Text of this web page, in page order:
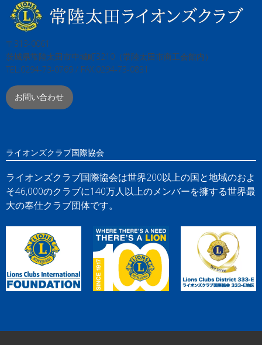
〒313-0061
茨城県常陸太田市中城町3210（常陸太田市商工会館内）
TEL:0294-73-0769 / FAX:0294-73-0831
お問い合わせ
ライオンズクラブ国際協会
ライオンズクラブ国際協会は世界200以上の国と地域のおよ
そ46,000のクラブに140万人以上のメンバーを擁する世界最
大の奉仕クラブ団体です。